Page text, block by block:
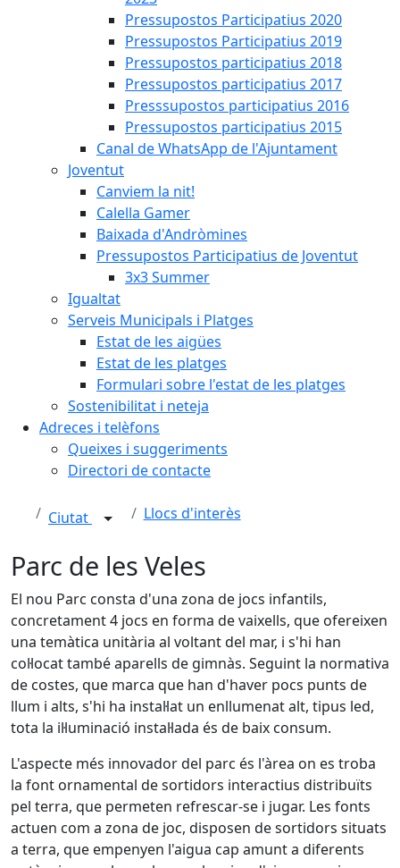
Pressupostos Participatius 2020
Pressupostos Participatius 2019
Pressupostos participatius 2018
Pressupostos participatius 2017
Presssupostos participatius 2016
Pressupostos participatius 2015
Canal de WhatsApp de l'Ajuntament
Joventut
Canviem la nit!
Calella Gamer
Baixada d'Andròmines
Pressupostos Participatius de Joventut
3x3 Summer
Igualtat
Serveis Municipals i Platges
Estat de les aigües
Estat de les platges
Formulari sobre l'estat de les platges
Sostenibilitat i neteja
Adreces i telèfons
Queixes i suggeriments
Directori de contacte
Ciutat Llocs d'interès
Parc de les Veles
El nou Parc consta d'una zona de jocs infantils,
concretament 4 jocs en forma de vaixells, que ofereixen
una temàtica unitària al voltant del mar, i s'hi han
col·locat també aparells de gimnàs. Seguint la normativa
de costes, que marca que han d'haver pocs punts de
llum i alts, s'hi ha instal·lat un enllumenat alt, tipus led,
tota la il·luminació instal·lada és de baix consum.
L'aspecte més innovador del parc és l'àrea on es troba
la font ornamental de sortidors interactius distribuïts
pel terra, que permeten refrescar-se i jugar. Les fonts
actuen com a zona de joc, disposen de sortidors situats
a terra, que empenyen l'aigua cap amunt a diferents